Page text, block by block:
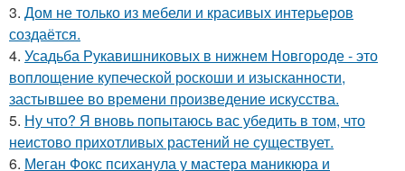
3. Дом не только из мебели и красивых интерьеров
создаётся.
4. Усадьба Рукавишниковых в нижнем Новгороде - это
воплощение купеческой роскоши и изысканности,
застывшее во времени произведение искусства.
5. Ну что? Я вновь попытаюсь вас убедить в том, что
неистово прихотливых растений не существует.
6. Меган Фокс психанула у мастера маникюра и